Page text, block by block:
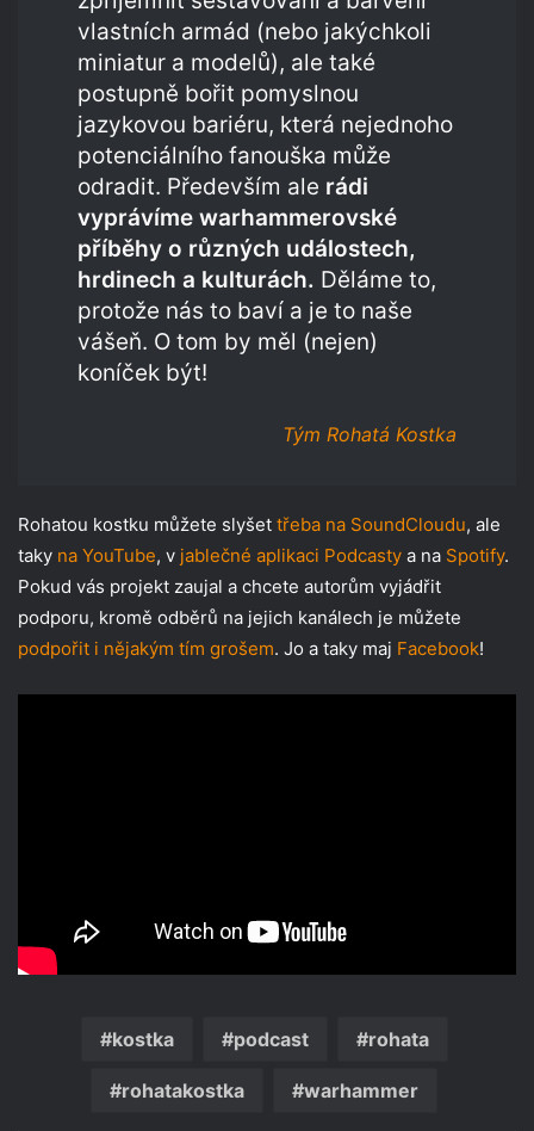
vlastních armád (nebo jakýchkoli
miniatur a modelů), ale také
postupně bořit pomyslnou
jazykovou bariéru, která nejednoho
potenciálního fanouška může
odradit. Především ale rádi
vyprávíme warhammerovské
příběhy o různých událostech,
hrdinech a kulturách. Děláme to,
protože nás to baví a je to naše
vášeň. O tom by měl (nejen)
koníček být!
Tým Rohatá Kostka
Rohatou kostku můžete slyšet třeba na SoundCloudu, ale
taky na YouTube, v jablečné aplikaci Podcasty a na Spotify.
Pokud vás projekt zaujal a chcete autorům vyjádřit
podporu, kromě odběrů na jejich kanálech je můžete
podpořit i nějakým tím grošem. Jo a taky maj Facebook!
kostka podcast rohata
rohatakostka warhammer